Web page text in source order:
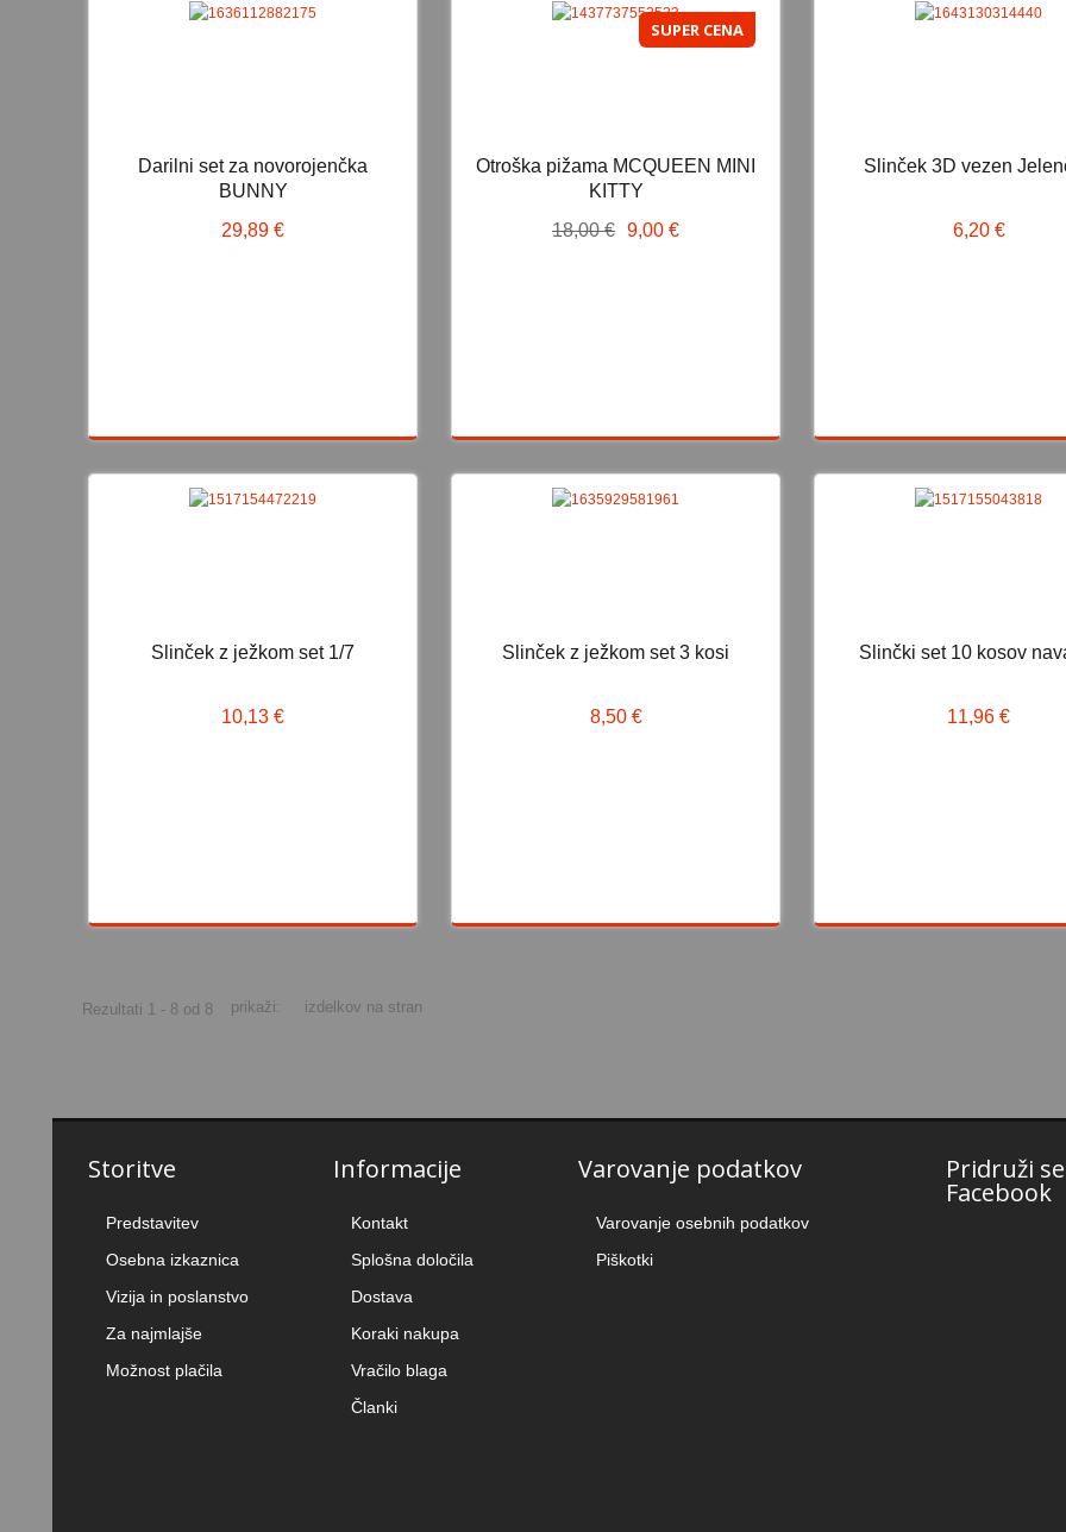
Darilni set za novorojenčka
BUNNY
29,89 €
Darilni set za novorojenčka BUNNY
SUPER CENA
Otroška pižama MCQUEEN MINI
KITTY
18,00 € 9,00 €
Otroška pižama MCQUEEN MINI
Slinček 3D vezen
6,20 €
Slinček z ježkom set 1/7
10,13 €
Slinček z ježkom set 3 kosi
8,50 €
Slinčki set 10 kosov
11,96 €
Rezultati 1 - 8 od 8 prikaži: izdelkov na stran
Storitve
Predstavitev
Osebna izkaznica
Vizija in poslanstvo
Za najmlajše
Možnost plačila
Informacije
Kontakt
Splošna določila
Dostava
Koraki nakupa
Vračilo blaga
Članki
Varovanje podatkov
Varovanje osebnih podatkov
Piškotki
Pridruži
Facebook